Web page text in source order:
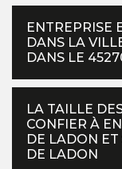
ENTREPRISE
DANS LA
DANS LE
LA TAILLE
CONFIER À
DE LADON ET
DE LADON